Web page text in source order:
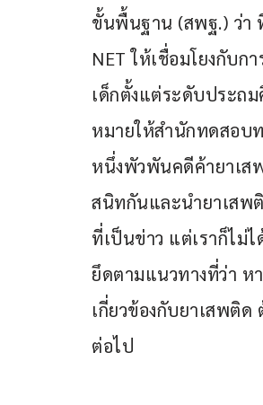
ขั้นพื้นฐาน (สพฐ.) ว่า
NET ให้เชื่อมโยงกับก
เด็กตั้งแต่ระดับประถ
หมายให้สำนักทดสอบ
หนึ่งพัวพันคดีค้ายาเส
สนิทกันและนำยาเสพ
ที่เป็นข่าว แต่เราก็ไม่
ยึดตามแนวทางที่ว่า ห
เกี่ยวข้องกับยาเสพติ
ต่อไป